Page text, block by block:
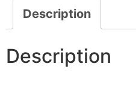
Description
Description